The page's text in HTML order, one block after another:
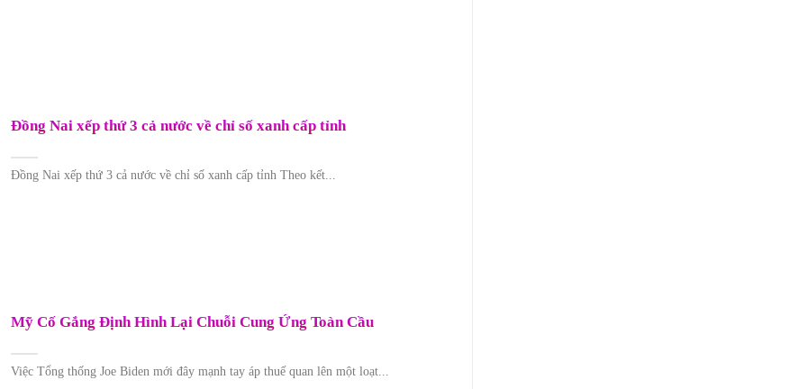
Đồng Nai xếp thứ 3 cả nước về chỉ số xanh cấp tỉnh
Đồng Nai xếp thứ 3 cả nước về chỉ số xanh cấp tỉnh Theo kết...
Mỹ Cố Gắng Định Hình Lại Chuỗi Cung Ứng Toàn Cầu
Việc Tổng thống Joe Biden mới đây mạnh tay áp thuế quan lên một loạt...